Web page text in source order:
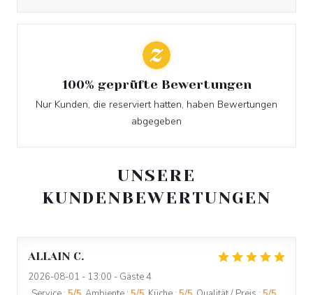
UNSERE
KUNDENBEWERTUNGEN
ALLAIN C
2026-08-01 - 13:00 - Gäste 4
100% geprüfte Bewertungen
Nur Kunden, die reserviert hatten, haben Bewertungen
abgegeben